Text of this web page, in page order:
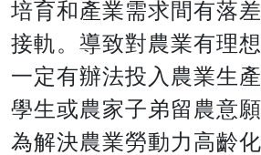
培育和產業需求間有落
接軌。導致對農業有理
一定有辦法投入農業生
學生或農家子弟留農意
為解決農業勞動力高齡